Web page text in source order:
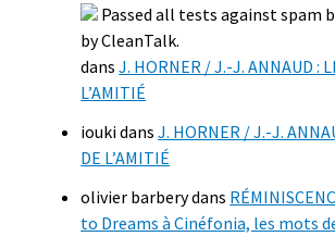
Passed all tests against spam
by CleanTalk.
dansJ. HORNER / J.-J. ANNAUD :
L’AMITIÉ
ioukidansJ. HORNER / J.-J.
DE L’AMITIÉ
olivier barberydans
to Dreams à Cinéfonia, les mots